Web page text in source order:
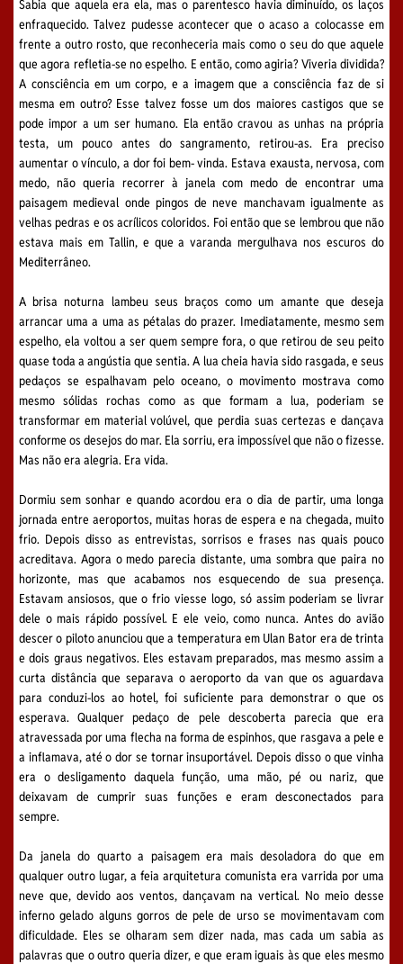
Sabia que aquela era ela, mas o parentesco havia diminuído, os laços
enfraquecido. Talvez pudesse acontecer que o acaso a colocasse em
frente a outro rosto, que reconheceria mais como o seu do que aquele
que agora refletia-se no espelho. E então, como agiria? Viveria dividida?
A consciência em um corpo, e a imagem que a consciência faz de si
mesma em outro? Esse talvez fosse um dos maiores castigos que se
pode impor a um ser humano. Ela então cravou as unhas na própria
testa, um pouco antes do sangramento, retirou-as. Era preciso
aumentar o vínculo, a dor foi bem- vinda. Estava exausta, nervosa, com
medo, não queria recorrer à janela com medo de encontrar uma
paisagem medieval onde pingos de neve manchavam igualmente as
velhas pedras e os acrílicos coloridos. Foi então que se lembrou que não
estava mais em Tallin, e que a varanda mergulhava nos escuros do
Mediterrâneo.
A brisa noturna lambeu seus braços como um amante que deseja
arrancar uma a uma as pétalas do prazer. Imediatamente, mesmo sem
espelho, ela voltou a ser quem sempre fora, o que retirou de seu peito
quase toda a angústia que sentia. A lua cheia havia sido rasgada, e seus
pedaços se espalhavam pelo oceano, o movimento mostrava como
mesmo sólidas rochas como as que formam a lua, poderiam se
transformar em material volúvel, que perdia suas certezas e dançava
conforme os desejos do mar. Ela sorriu, era impossível que não o fizesse.
Mas não era alegria. Era vida.
Dormiu sem sonhar e quando acordou era o dia de partir, uma longa
jornada entre aeroportos, muitas horas de espera e na chegada, muito
frio. Depois disso as entrevistas, sorrisos e frases nas quais pouco
acreditava. Agora o medo parecia distante, uma sombra que paira no
horizonte, mas que acabamos nos esquecendo de sua presença.
Estavam ansiosos, que o frio viesse logo, só assim poderiam se livrar
dele o mais rápido possível. E ele veio, como nunca. Antes do avião
descer o piloto anunciou que a temperatura em Ulan Bator era de trinta
e dois graus negativos. Eles estavam preparados, mas mesmo assim a
curta distância que separava o aeroporto da van que os aguardava
para conduzi-los ao hotel, foi suficiente para demonstrar o que os
esperava. Qualquer pedaço de pele descoberta parecia que era
atravessada por uma flecha na forma de espinhos, que rasgava a pele e
a inflamava, até o dor se tornar insuportável. Depois disso o que vinha
era o desligamento daquela função, uma mão, pé ou nariz, que
deixavam de cumprir suas funções e eram desconectados para
sempre.
Da janela do quarto a paisagem era mais desoladora do que em
qualquer outro lugar, a feia arquitetura comunista era varrida por uma
neve que, devido aos ventos, dançavam na vertical. No meio desse
inferno gelado alguns gorros de pele de urso se movimentavam com
dificuldade. Eles se olharam sem dizer nada, mas cada um sabia as
palavras que o outro queria dizer, e que eram iguais às que eles mesmo